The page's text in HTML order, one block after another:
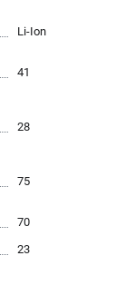
публичной
Li-Ion
41
28
75
70
23